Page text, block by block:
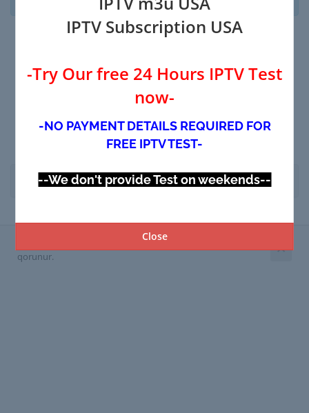
IPTV Subscription USA
-Try Our free 24 Hours IPTV Test
now-
-NO PAYMENT DETAILS REQUIRED FOR
FREE IPTV TEST-
--We don't provide Test on weekends--
Close
Yardım
qorunur.